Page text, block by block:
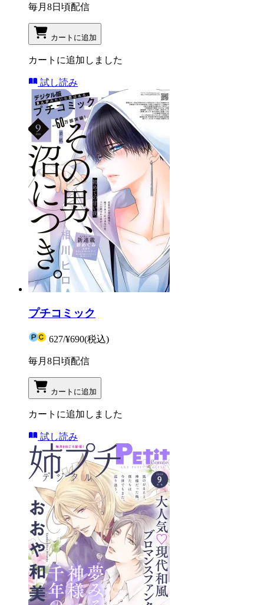
毎月8日頃配信
カートに追加
カートに追加しました
試し読み
プチコミック
627/¥690(税込)
毎月8日頃配信
カートに追加
カートに追加しました
試し読み